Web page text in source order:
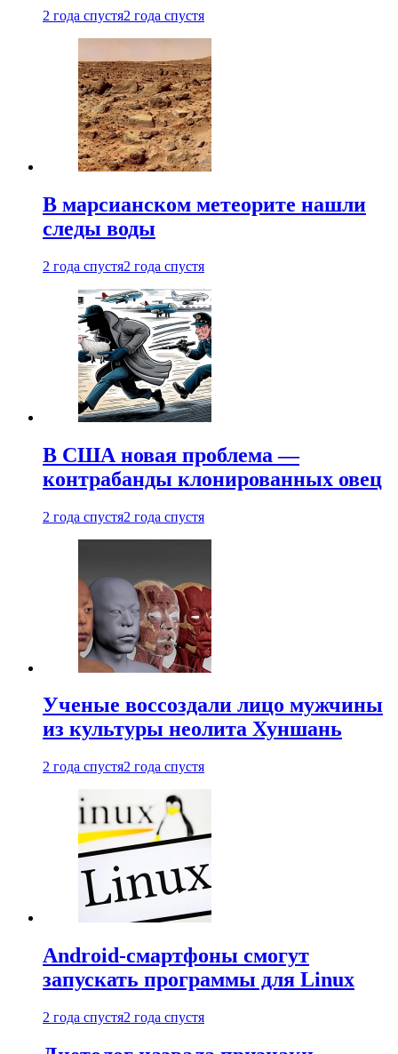
2 года спустя2 года спустя
В марсианском метеорите нашли
следы воды
2 года спустя2 года спустя
В США новая проблема —
контрабанды клонированных овец
2 года спустя2 года спустя
Ученые воссоздали лицо мужчины
из культуры неолита Хуншань
2 года спустя2 года спустя
Android-смартфоны смогут
запускать программы для Linux
2 года спустя2 года спустя